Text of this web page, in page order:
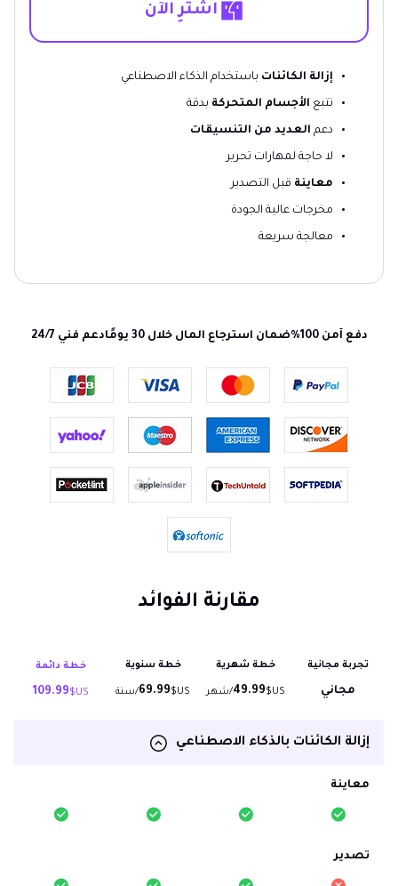
اشترِ الآن
إزالة الكائنات باستخدام الذكاء الاصطناعي
تتبع الأجسام المتحركة بدقة
دعم العديد من التنسيقات
لا حاجة لمهارات تحرير
معاينة قبل التصدير
مخرجات عالية الجودة
معالجة سريعة
دفع آمن 100% ضمان استرجاع المال خلال 30 يومًا دعم فني 24/7
مقارنة الفوائد
تجربة مجانية
مجاني
خطة شهرية
US$
49.99/شهر
خطة سنوية
US$
69.99/سنة
خطة دائمة
US$
109.99
إزالة الكائنات بالذكاء الاصطناعي
معاينة
تصدير